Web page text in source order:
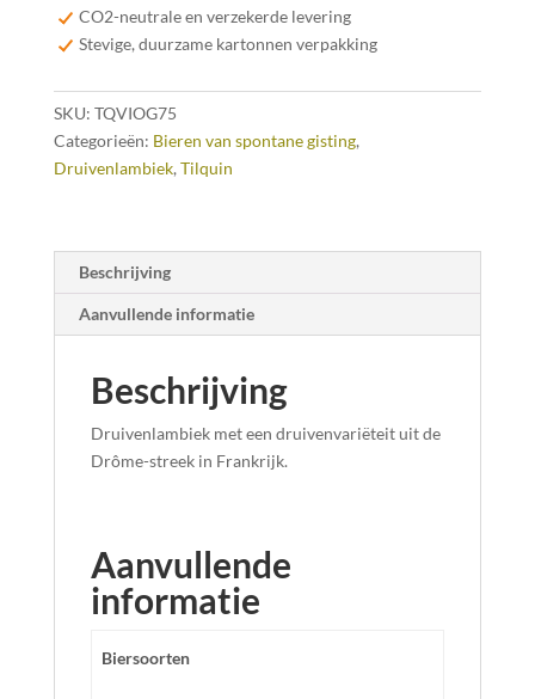
CO2-neutrale en verzekerde levering
Stevige, duurzame kartonnen verpakking
SKU: TQVIOG75
Categorieën: Bieren van spontane gisting,
Druivenlambiek, Tilquin
Beschrijving
Aanvullende informatie
Beschrijving
Druivenlambiek met een druivenvariëteit uit de
Drôme-streek in Frankrijk.
Aanvullende
informatie
Biersoorten